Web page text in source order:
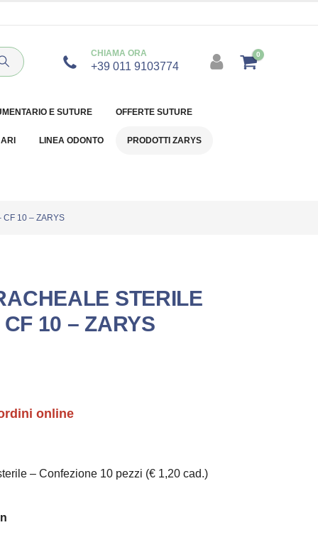
CHIAMA ORA
+39 011 9103774
0
E SUTURE OFFERTE SUTURE
LINEA ODONTO PRODOTTI ZARYS
CF 10 – ZARYS
STERILE
10 – ZARYS
online
– Confezione 10 pezzi (€ 1,20 cad.)